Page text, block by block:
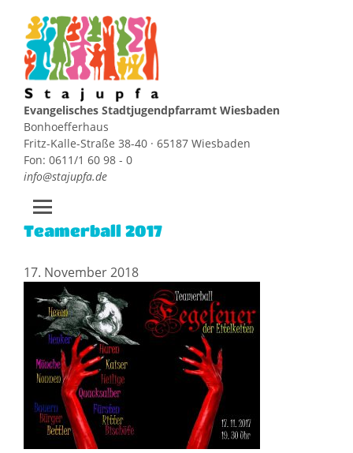
Evangelisches Stadtjugendpfarramt Wiesbaden
Bonhoefferhaus
Fritz-Kalle-Straße 38-40 · 65187 Wiesbaden
Fon: 0611/1 60 98 - 0
info@stajupfa.de
Zum
springen
Teamerball 2017
17. November 2018